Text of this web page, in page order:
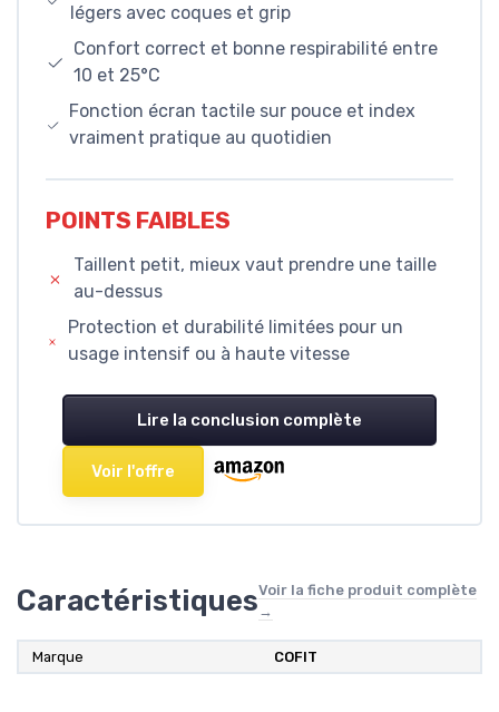
légers avec coques et grip
Confort correct et bonne respirabilité entre
10 et 25°C
Fonction écran tactile sur pouce et index
vraiment pratique au quotidien
POINTS FAIBLES
Taillent petit, mieux vaut prendre une taille
au-dessus
Protection et durabilité limitées pour un
usage intensif ou à haute vitesse
Lire la conclusion complète
Voir l'offre
CaractéristiquesVoir la fiche produit complète
→
Marque COFIT